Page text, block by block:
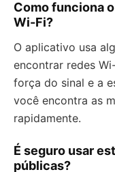
Como funciona
Wi-Fi?
O aplicativo usa
encontrar redes
força do sinal e a
você encontra as
rapidamente.
É seguro usar
públicas?